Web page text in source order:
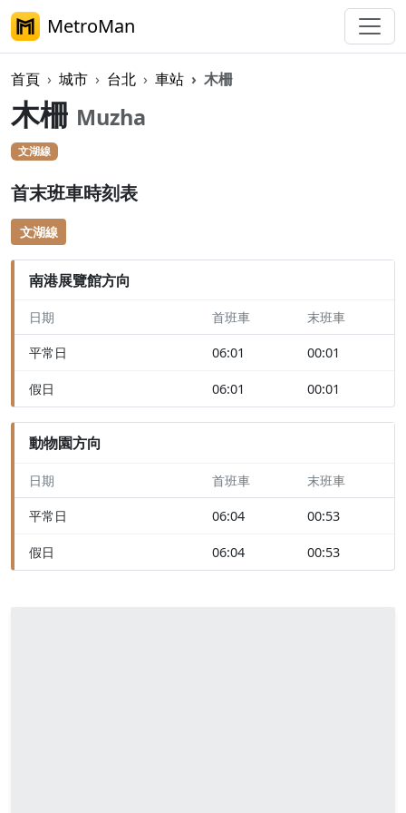
MetroMan
首頁 城市 台北 車站 木柵
木柵 Muzha
文湖線
首末班車時刻表
文湖線
南港展覽館方向
日期 首班車 末班車
平常日 06:01 00:01
假日 06:01 00:01
動物園方向
日期 首班車 末班車
平常日 06:04 00:53
假日 06:04 00:53